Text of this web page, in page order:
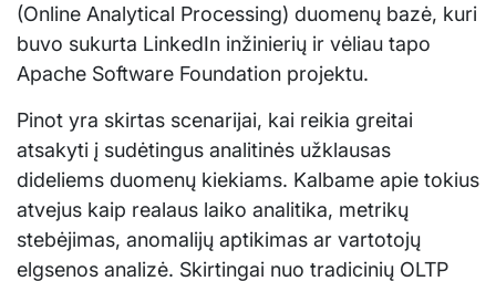
(Online Analytical Processing) duomenų bazė, kuri
buvo sukurta LinkedIn inžinierių ir vėliau tapo
Apache Software Foundation projektu.
Pinot yra skirtas scenarijai, kai reikia greitai
atsakyti į sudėtingus analitinės užklausas
dideliems duomenų kiekiams. Kalbame apie tokius
atvejus kaip realaus laiko analitika, metrikų
stebėjimas, anomalijų aptikimas ar vartotojų
elgsenos analizė. Skirtingai nuo tradicinių OLTP